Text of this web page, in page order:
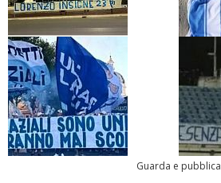
Guarda e pubblica